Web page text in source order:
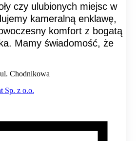
czy ulubionych miejsc w
kameralną enklawę,
komfort z bogatą
Mamy świadomość, że
Chodnikowa
Sp. z o.o.